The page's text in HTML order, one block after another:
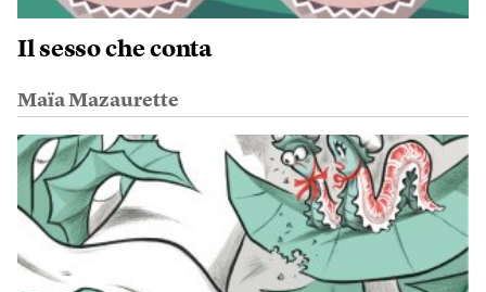
Il sesso che conta
Maïa Mazaurette